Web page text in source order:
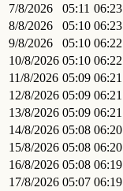
7/8/2026
05:11 06:23
8/8/2026
05:10 06:23
9/8/2026
05:10 06:22
10/8/2026 05:10 06:22
11/8/2026 05:09 06:21
12/8/2026 05:09 06:21
13/8/2026 05:09 06:21
14/8/2026 05:08 06:20
15/8/2026 05:08 06:20
16/8/2026 05:08 06:19
17/8/2026 05:07 06:19